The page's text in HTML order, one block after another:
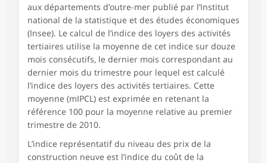
aux départements d’outre-mer publié par l’Institut
national de la statistique et des études économiques
(Insee). Le calcul de l’indice des loyers des activités
tertiaires utilise la moyenne de cet indice sur douze
mois consécutifs, le dernier mois correspondant au
dernier mois du trimestre pour lequel est calculé
l’indice des loyers des activités tertiaires. Cette
moyenne (mIPCL) est exprimée en retenant la
référence 100 pour la moyenne relative au premier
trimestre de 2010.
L’indice représentatif du niveau des prix de la
construction neuve est l’indice du coût de la